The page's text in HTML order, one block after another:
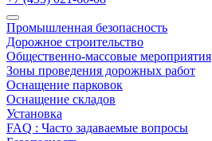
Промышленная безопасность
Дорожное строительство
Общественно‑массовые мероприятия
Зоны проведения дорожных работ
Оснащение парковок
Оснащение складов
Установка
FAQ : Часто задаваемые вопросы